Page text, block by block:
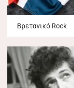
Βρετανικό Rock